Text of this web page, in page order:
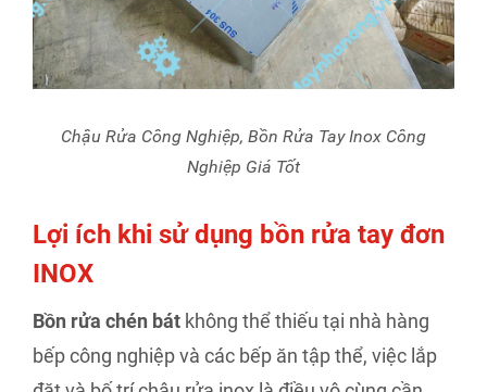
Chậu Rửa Công Nghiệp, Bồn Rửa Tay Inox Công
Nghiệp Giá Tốt
Lợi ích khi sử dụng bồn rửa tay đơn
INOX
Bồn rửa chén bát không thể thiếu tại nhà hàng
bếp công nghiệp và các bếp ăn tập thể, việc lắp